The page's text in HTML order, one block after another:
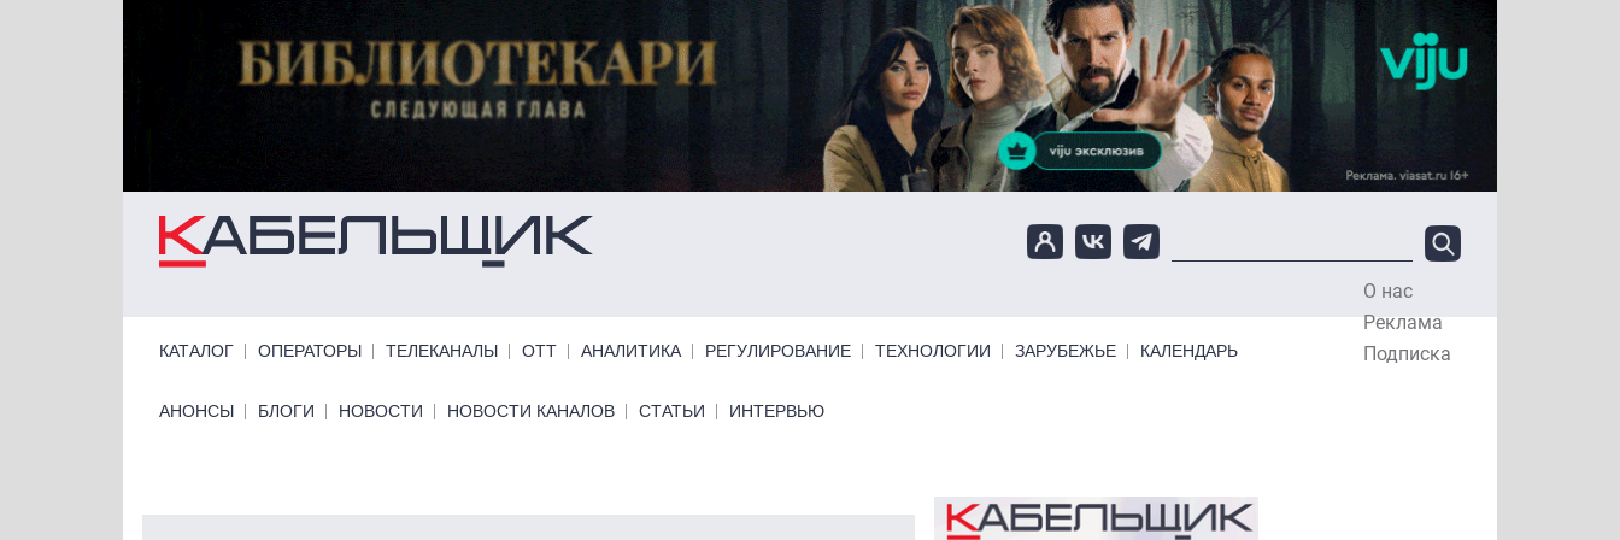
О нас
Реклама
Подписка
КАТАЛОГ ОПЕРАТОРЫ ТЕЛЕКАНАЛЫ ОТТ АНАЛИТИКА РЕГУЛИРОВАНИЕ ТЕХНОЛОГИИ ЗАРУБЕЖЬЕ КАЛЕНДАРЬ
Primary links bottom
АНОНСЫ БЛОГИ НОВОСТИ НОВОСТИ КАНАЛОВ СТАТЬИ ИНТЕРВЬЮ